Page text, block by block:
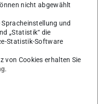
auszugehen, dass
lesen und zu bearbeiten ist.
Sommersemester
nicht abgewählt
und
„Statistik“ die
Statistik-Software
von Cookies erhalten Sie
.